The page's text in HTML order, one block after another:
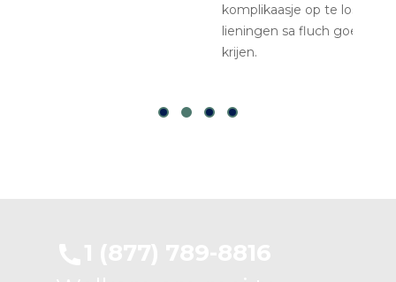
komplikaasje op te lossen en
lieningen sa fluch goedkard te